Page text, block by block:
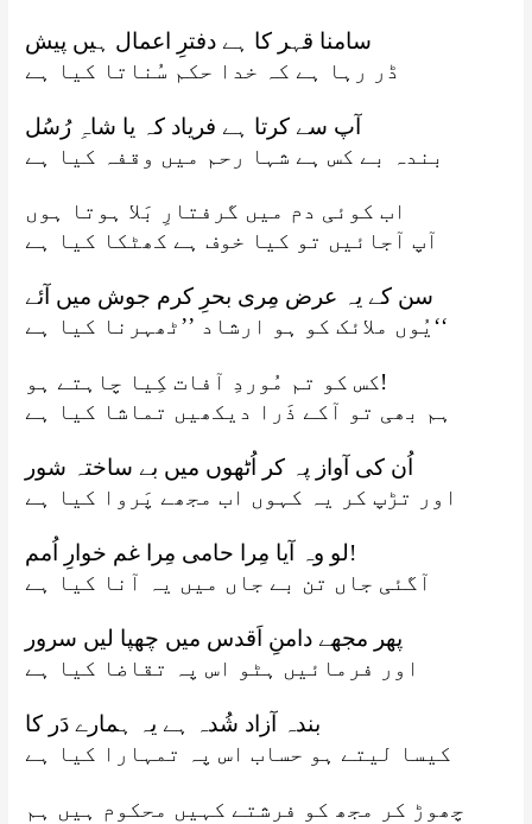
سامنا قہر کا ہے دفترِ اعمال ہیں پیش
ڈر رہا ہے کہ خدا حکم سُناتا کیا ہے
آپ سے کرتا ہے فریاد کہ یا شاہِ رُسُل
بندہ بے کس ہے شہا رحم میں وقفہ کیا ہے
اب کوئی دم میں گرفتارِ بَلا ہوتا ہوں
آپ آجائیں تو کیا خوف ہے کھٹکا کیا ہے
سن کے یہ عرض مِری بحرِ کرم جوش میں آئے
یُوں ملائک کو ہو ارشاد ’’ٹھہرنا کیا ہے‘‘
کس کو تم مُوردِ آفات کِیا چاہتے ہو!
ہم بھی تو آکے ذَرا دیکھیں تماشا کیا ہے
اُن کی آواز پہ کر اُٹھوں میں بے ساختہ شور
اور تڑپ کر یہ کہوں اب مجھے پَروا کیا ہے
لو وہ آیا مِرا حامی مِرا غم خوارِ اُمم!
آگئی جاں تن بے جاں میں یہ آنا کیا ہے
پھر مجھے دامنِ اَقدس میں چھپا لیں سرور
اور فرمائیں ہٹو اس پہ تقاضا کیا ہے
بندہ آزاد شُدہ ہے یہ ہمارے دَر کا
کیسا لیتے ہو حساب اس پہ تمہارا کیا ہے
چھوڑ کر مجھ کو فرشتے کہیں محکوم ہیں ہم